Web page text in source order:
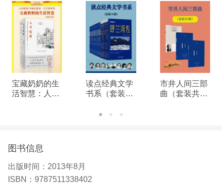
物。梭罗对工业文明、喧嚣社会挤压人类、侵蚀人性
心怀忧虑，他认为人类只有过简单淳朴的生活，才能
享受到内心的轻松和愉悦。为此，他大自然行探索，
同时四处远游，以寻求生命之美和自然之光。他于18
45年春在老家康科德城的瓦尔德湖边建一座木屋，过
起自耕自食的生活，并在那里写下了举世名著《瓦尔
湖》。书记录了作者隐居瓦尔登湖畔，与大自然水乳
宝藏奶奶的生
活智慧：人间
读点经典文学
书系（套装16
市井人间三部
曲（套装共3
图书信息
出版时间： 2013年8月
ISBN： 9787511338402